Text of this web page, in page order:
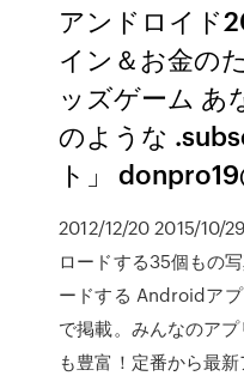
アンドロイド
イン＆お金の
ッズゲーム あ
のような
ト」
2012/12/20 2015/10/
ロードする35個もの
ードする Androidア
で掲載。みんなのア
も豊富！定番から最新